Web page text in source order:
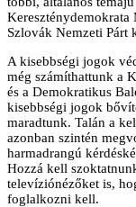
Kereszténydemokrata
Szlovák Nemzeti Párt
A kisebbségi jogok
még számíthattunk a
és a Demokratikus
kisebbségi jogok
maradtunk. Talán a
azonban szintén
harmadrangú
Hozzá kell
televíziónézőket is,
foglalkozni kell.